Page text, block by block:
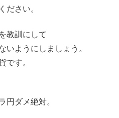
ださい。
教訓にして
いようにしましょう。
です。
円ダメ絶対。